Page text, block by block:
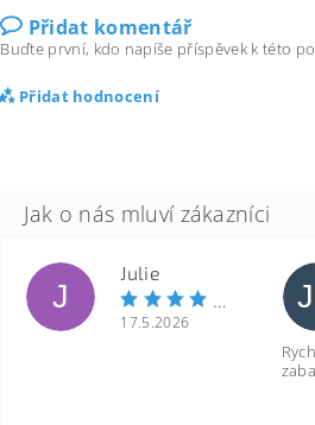
Přidat komentář
Buďte první, kdo napíše příspěvek k této
Přidat hodnocení
J
Julie
17.5.2026